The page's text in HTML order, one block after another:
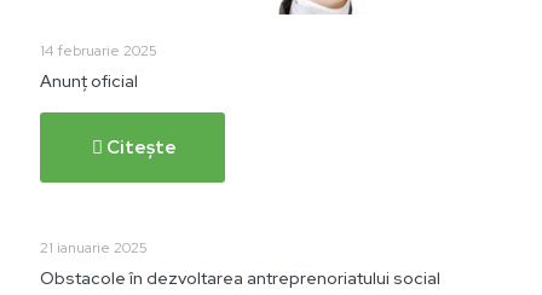
14 februarie 2025
Anunț oficial
Citește
21 ianuarie 2025
Obstacole în dezvoltarea antreprenoriatului social